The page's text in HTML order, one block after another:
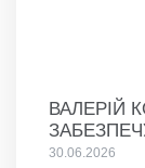
ВАЛЕРІЙ
30.06.2026